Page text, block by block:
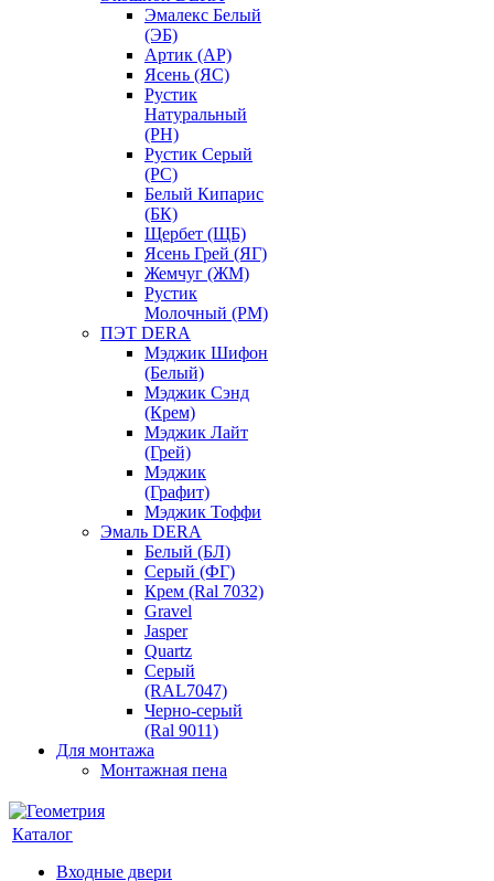
Эмалекс Белый
(ЭБ)
Артик (АР)
Ясень (ЯС)
Рустик
Натуральный
(РН)
Рустик Серый
(РС)
Белый Кипарис
(БК)
Щербет (ЩБ)
Ясень Грей (ЯГ)
Жемчуг (ЖМ)
Рустик
Молочный (РМ)
ПЭТ DERA
Мэджик Шифон
(Белый)
Мэджик Сэнд
(Крем)
Мэджик Лайт
(Грей)
Мэджик
(Графит)
Мэджик Тоффи
Эмаль DERA
Белый (БЛ)
Серый (ФГ)
Крем (Ral 7032)
Gravel
Jasper
Quartz
Серый
(RAL7047)
Черно-серый
(Ral 9011)
Для монтажа
Монтажная пена
Каталог
Входные двери